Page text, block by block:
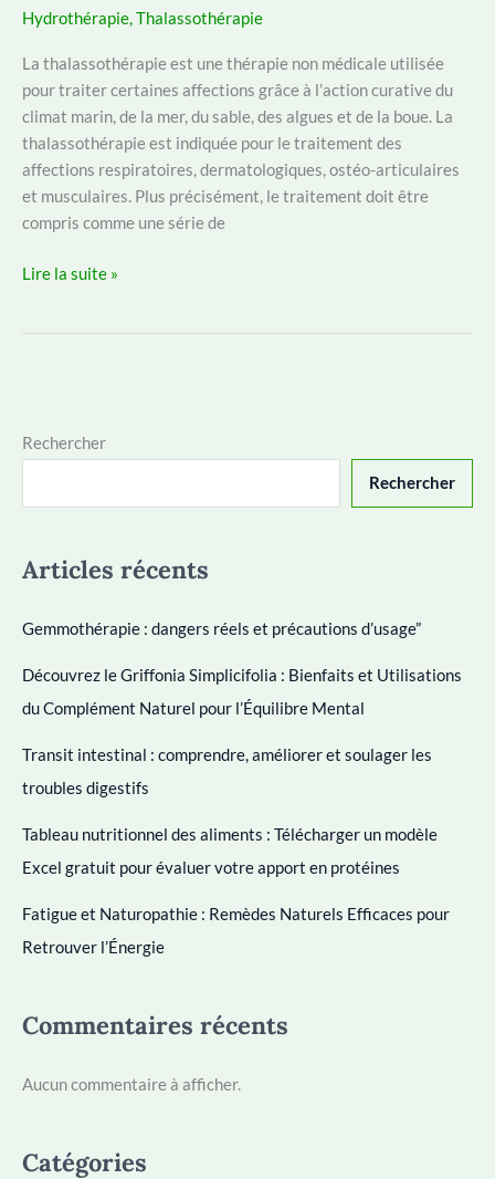
Hydrothérapie,Thalassothérapie
La thalassothérapie est une thérapie non médicale utilisée
pour traiter certaines affections grâce à l’action curative du
climat marin, de la mer, du sable, des algues et de la boue. La
thalassothérapie est indiquée pour le traitement des
affections respiratoires, dermatologiques, ostéo-articulaires
et musculaires. Plus précisément, le traitement doit être
compris comme une série de
La
Avantages
contre-
Lire la suite »
Rechercher
Rechercher
Articles récents
Gemmothérapie : dangers réels et précautions d’usage”
Découvrez le Griffonia Simplicifolia : Bienfaits et Utilisations
du Complément Naturel pour l’Équilibre Mental
Transit intestinal : comprendre, améliorer et soulager les
troubles digestifs
Tableau nutritionnel des aliments : Télécharger un modèle
Excel gratuit pour évaluer votre apport en protéines
Fatigue et Naturopathie : Remèdes Naturels Efficaces pour
Retrouver l’Énergie
Commentaires récents
Aucun commentaire à afficher.
Catégories